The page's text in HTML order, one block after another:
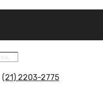
(21) 2203-2775